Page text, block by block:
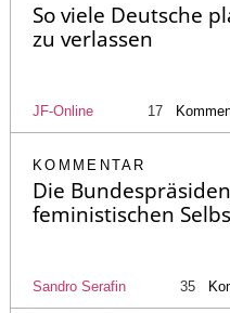
So viele Deutsche
zu verlassen
JF-Online 17
KOMMENTAR
Die
feministischen
Sandro Serafin 35